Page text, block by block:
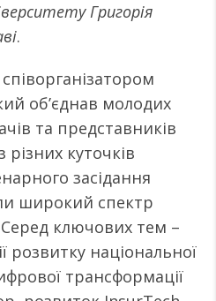
Григорія
.
об’єднав молодих
та представників
різних куточків
засідання
широкий спектр
ключових тем –
розвитку національної
трансформації